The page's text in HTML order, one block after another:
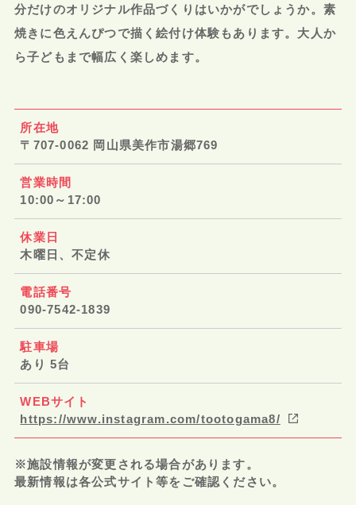
分だけのオリジナル作品づくりはいかがでしょうか。素
焼きに色えんぴつで描く絵付け体験もあります。大人か
ら子どもまで幅広く楽しめます。
所在地
〒707-0062 岡山県美作市湯郷769
営業時間
10:00～17:00
休業日
木曜日、不定休
電話番号
090-7542-1839
駐車場
あり 5台
WEBサイト
https://www.instagram.com/tootogama8/
※施設情報が変更される場合があります。
最新情報は各公式サイト等をご確認ください。